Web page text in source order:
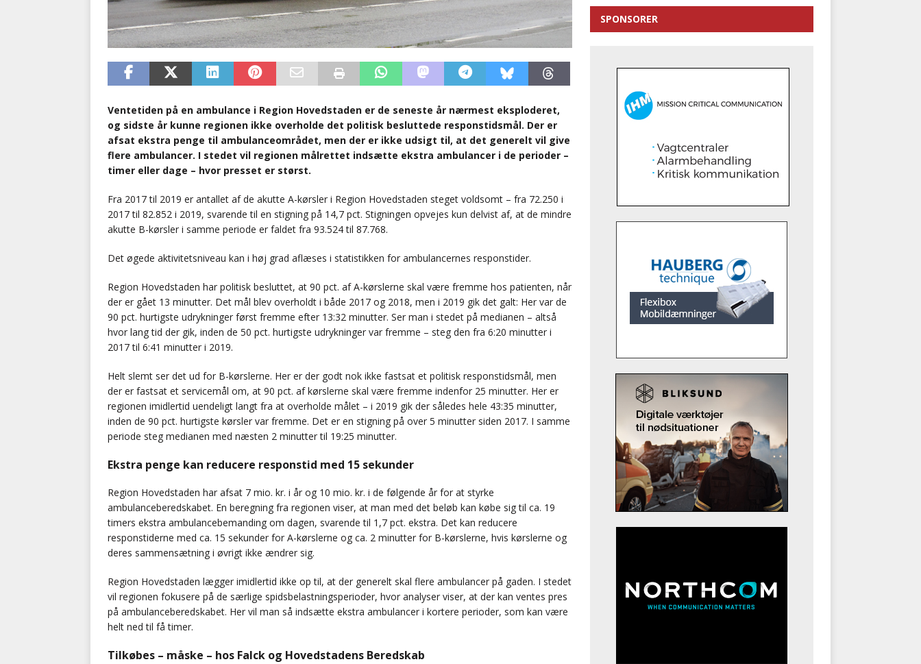
Ventetiden på en ambulance i Region Hovedstaden er de seneste år nærmest eksploderet,
og sidste år kunne regionen ikke overholde det politisk besluttede responstidsmål. Der er
afsat ekstra penge til ambulanceområdet, men der er ikke udsigt til, at det generelt vil give
flere ambulancer. I stedet vil regionen målrettet indsætte ekstra ambulancer i de perioder –
timer eller dage – hvor presset er størst.
Fra 2017 til 2019 er antallet af de akutte A-kørsler i Region Hovedstaden steget voldsomt – fra 72.250 i
2017 til 82.852 i 2019, svarende til en stigning på 14,7 pct. Stigningen opvejes kun delvist af, at de mindre
akutte B-kørsler i samme periode er faldet fra 93.524 til 87.768.
Det øgede aktivitetsniveau kan i høj grad aflæses i statistikken for ambulancernes responstider.
Region Hovedstaden har politisk besluttet, at 90 pct. af A-kørslerne skal være fremme hos patienten, når
der er gået 13 minutter. Det mål blev overholdt i både 2017 og 2018, men i 2019 gik det galt: Her var de
90 pct. hurtigste udrykninger først fremme efter 13:32 minutter. Ser man i stedet på medianen – altså
hvor lang tid der gik, inden de 50 pct. hurtigste udrykninger var fremme – steg den fra 6:20 minutter i
2017 til 6:41 minutter i 2019.
Helt slemt ser det ud for B-kørslerne. Her er der godt nok ikke fastsat et politisk responstidsmål, men
der er fastsat et servicemål om, at 90 pct. af kørslerne skal være fremme indenfor 25 minutter. Her er
regionen imidlertid uendeligt langt fra at overholde målet – i 2019 gik der således hele 43:35 minutter,
inden de 90 pct. hurtigste kørsler var fremme. Det er en stigning på over 5 minutter siden 2017. I samme
periode steg medianen med næsten 2 minutter til 19:25 minutter.
Ekstra penge kan reducere responstid med 15 sekunder
Region Hovedstaden har afsat 7 mio. kr. i år og 10 mio. kr. i de følgende år for at styrke
ambulanceberedskabet. En beregning fra regionen viser, at man med det beløb kan købe sig til ca. 19
timers ekstra ambulancebemanding om dagen, svarende til 1,7 pct. ekstra. Det kan reducere
responstiderne med ca. 15 sekunder for A-kørslerne og ca. 2 minutter for B-kørslerne, hvis kørslerne og
deres sammensætning i øvrigt ikke ændrer sig.
Region Hovedstaden lægger imidlertid ikke op til, at der generelt skal flere ambulancer på gaden. I stedet
vil regionen fokusere på de særlige spidsbelastningsperioder, hvor analyser viser, at der kan ventes pres
på ambulanceberedskabet. Her vil man så indsætte ekstra ambulancer i kortere perioder, som kan være
helt ned til få timer.
Tilkøbes – måske – hos Falck og Hovedstadens Beredskab
SPONSORER